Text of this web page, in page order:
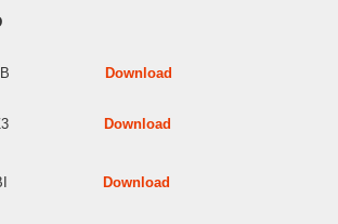
EPUB Download
AWZ3 Download
MOBI Download